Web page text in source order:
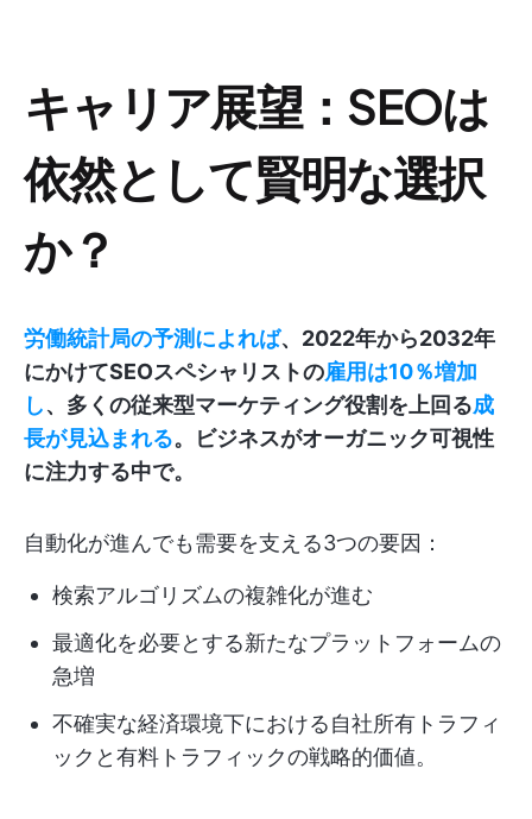
キャリア展望：SEOは
依然として賢明な選択
か？
労働統計局の予測によれば、2022年から2032年
にかけてSEOスペシャリストの雇用は10％増加
し、多くの従来型マーケティング役割を上回る成
長が見込まれる。ビジネスがオーガニック可視性
に注力する中で。
自動化が進んでも需要を支える3つの要因：
検索アルゴリズムの複雑化が進む
最適化を必要とする新たなプラットフォームの
急増
不確実な経済環境下における自社所有トラフィ
ックと有料トラフィックの戦略的価値。